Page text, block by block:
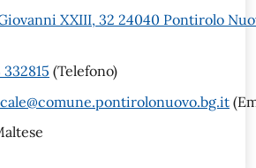
XXIII, 32 24040 Pontirolo
(Telefono)